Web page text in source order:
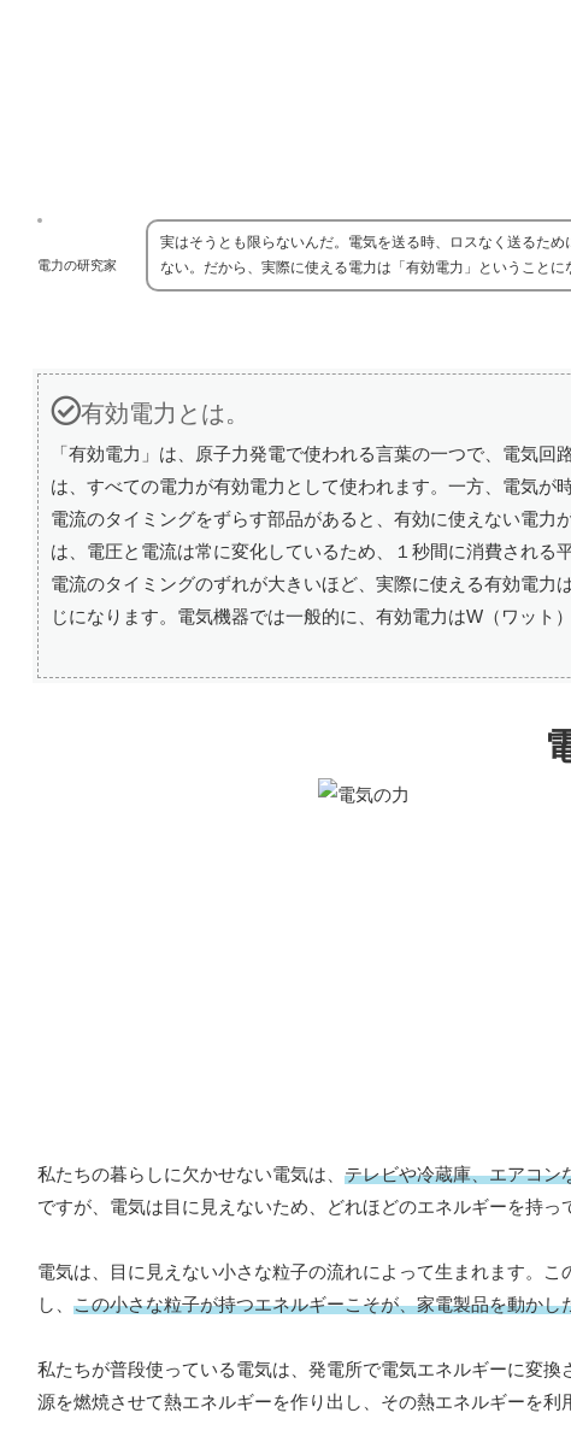
電力の研究家
実はそうとも限らないんだ。電気を送る時、ロスなく送るた
ない。だから、実際に使える電力は「有効電力」ということに
有効電力とは。
「有効電力」は、原子力発電で使われる言葉の一つで、電気
は、すべての電力が有効電力として使われます。一方、電気
電流のタイミングをずらす部品があると、有効に使えない電
は、電圧と電流は常に変化しているため、１秒間に消費され
電流のタイミングのずれが大きいほど、実際に使える有効電
じになります。電気機器では一般的に、有効電力はW（ワット
私たちの暮らしに欠かせない電気は、 テレビや冷蔵庫、エアコン
ですが、電気は目に見えないため、どれほどのエネルギーを持っ
電気は、目に見えない小さな粒子の流れによって生まれます。
し、 この小さな粒子が持つエネルギーこそが、家電製品を動か
私たちが普段使っている電気は、発電所で電気エネルギーに変
源を燃焼させて熱エネルギーを作り出し、その熱エネルギーを